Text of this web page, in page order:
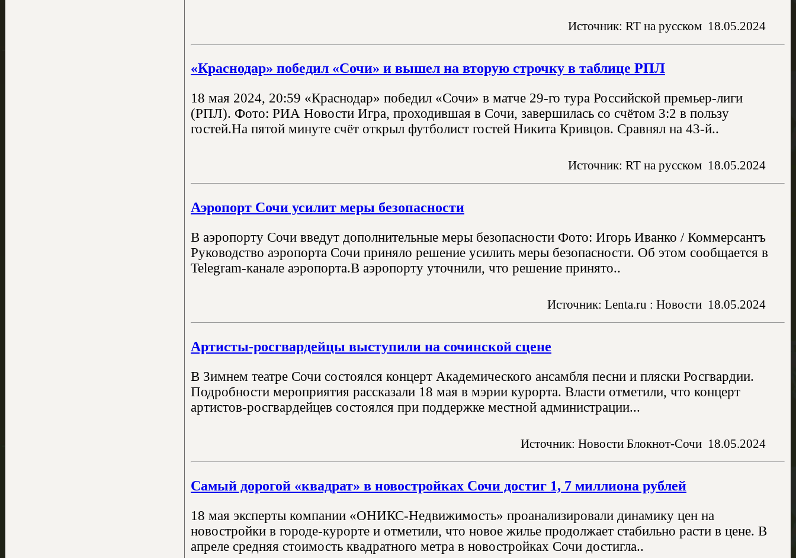
Источник: RT на русском 18.05.2024
«Краснодар» победил «Сочи» и вышел на вторую строчку в таблице РПЛ
18 мая 2024, 20:59 «Краснодар» победил «Сочи» в матче 29-го тура Российской премьер-лиги
(РПЛ). Фото: РИА Новости Игра, проходившая в Сочи, завершилась со счётом 3:2 в пользу
гостей.На пятой минуте счёт открыл футболист гостей Никита Кривцов. Сравнял на 43-й..
Источник: RT на русском 18.05.2024
Аэропорт Сочи усилит меры безопасности
В аэропорту Сочи введут дополнительные меры безопасности Фото: Игорь Иванко / Коммерсантъ
Руководство аэропорта Сочи приняло решение усилить меры безопасности. Об этом сообщается в
Telegram-канале аэропорта.В аэропорту уточнили, что решение принято..
Источник: Lenta.ru : Новости 18.05.2024
Артисты-росгвардейцы выступили на сочинской сцене
В Зимнем театре Сочи состоялся концерт Академического ансамбля песни и пляски Росгвардии.
Подробности мероприятия рассказали 18 мая в мэрии курорта. Власти отметили, что концерт
артистов-росгвардейцев состоялся при поддержке местной администрации...
Источник: Новости Блокнот-Сочи 18.05.2024
Самый дорогой «квадрат» в новостройках Сочи достиг 1, 7 миллиона рублей
18 мая эксперты компании «ОНИКС-Недвижимость» проанализировали динамику цен на
новостройки в городе-курорте и отметили, что новое жилье продолжает стабильно расти в цене. В
апреле средняя стоимость квадратного метра в новостройках Сочи достигла..